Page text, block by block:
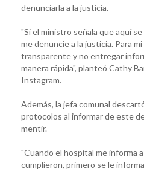
denunciarla a la justicia.
"Si el ministro señala que aquí
me denuncie a la justicia. Para
transparente y no entregar
manera rápida", planteó Cathy
Instagram.
Además, la jefa comunal
protocolos al informar de este
mentir.
"Cuando el hospital me informa
cumplieron, primero se le